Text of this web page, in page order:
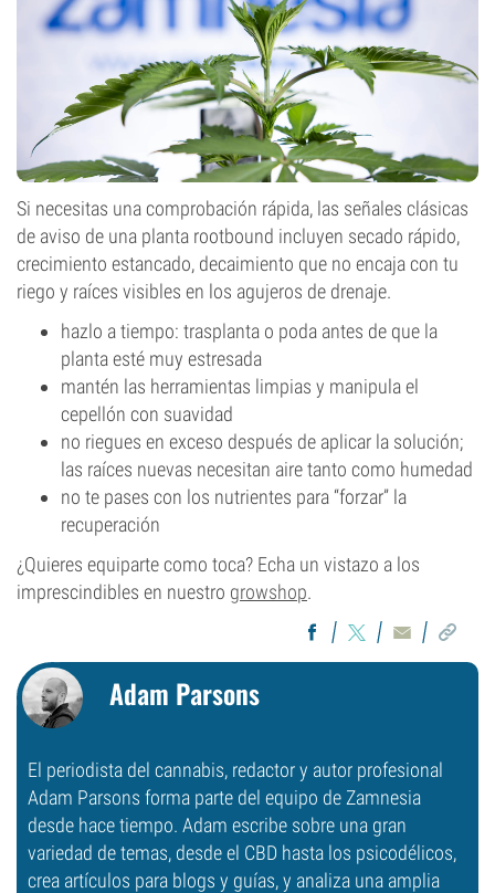
Si necesitas una comprobación rápida, las señales clásicas
de aviso de una planta rootbound incluyen secado rápido,
crecimiento estancado, decaimiento que no encaja con tu
riego y raíces visibles en los agujeros de drenaje.
hazlo a tiempo: trasplanta o poda antes de que la
planta esté muy estresada
mantén las herramientas limpias y manipula el
cepellón con suavidad
no riegues en exceso después de aplicar la solución;
las raíces nuevas necesitan aire tanto como humedad
no te pases con los nutrientes para “forzar” la
recuperación
¿Quieres equiparte como toca? Echa un vistazo a los
imprescindibles en nuestro growshop.
Adam Parsons
El periodista del cannabis, redactor y autor profesional
Adam Parsons forma parte del equipo de Zamnesia
desde hace tiempo. Adam escribe sobre una gran
variedad de temas, desde el CBD hasta los psicodélicos,
crea artículos para blogs y guías, y analiza una amplia